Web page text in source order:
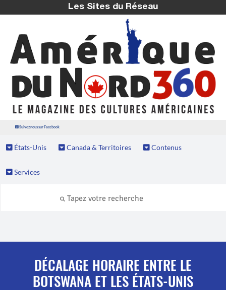
Les Sites du Réseau
Suivez nous sur Facebook
États-Unis Canada & Territoires Contenus
Services
DÉCALAGE HORAIRE ENTRE LE
BOTSWANA ET LES ÉTATS-UNIS